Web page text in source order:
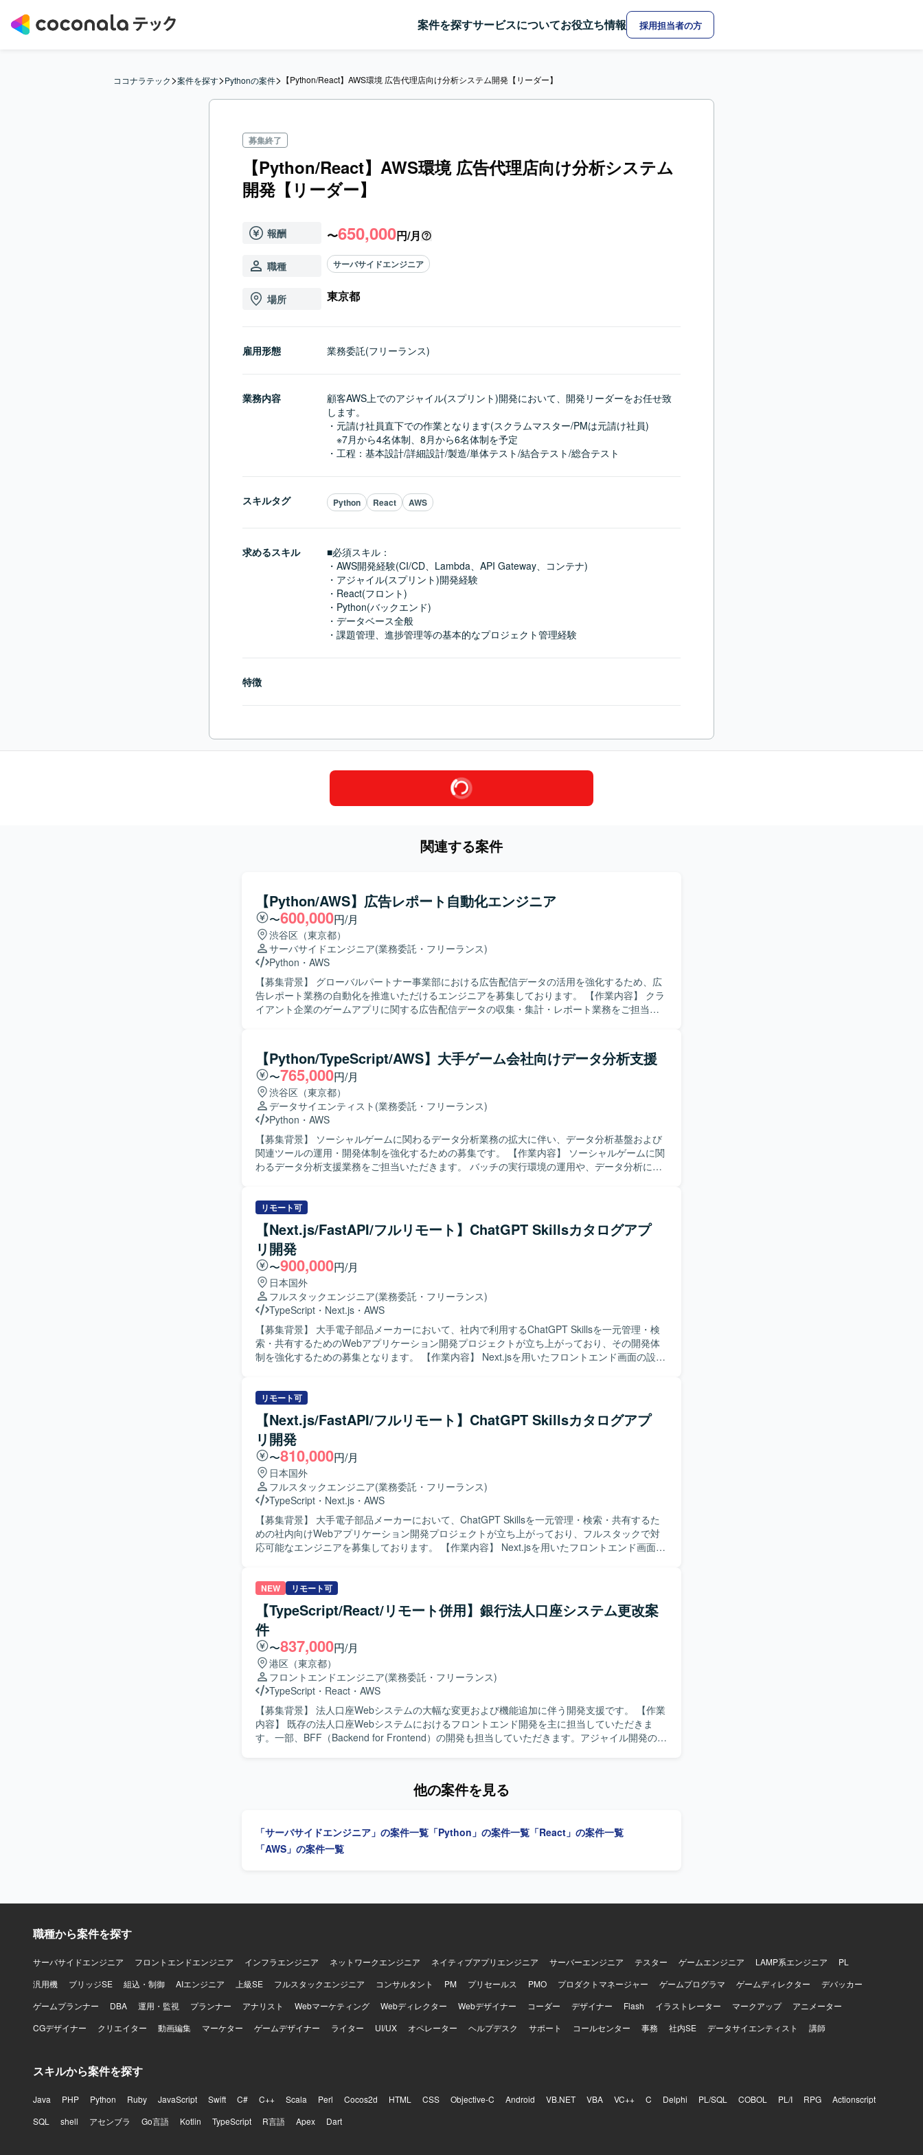
案件を探すサービスについてお役立ち情報 採用担当者の方
ココナラテック>案件を探す>Pythonの案件> 【Python/React】AWS環境 広告代理店向け分析システム開発【リーダー】
募集終了
【Python/React】AWS環境 広告代理店向け分析システム
開発【リーダー】
報酬 〜650,000円/月
職種 サーバサイドエンジニア
場所 東京都
雇用形態 業務委託(フリーランス)
業務内容
顧客AWS上でのアジャイル(スプリント)開発において、開発リーダーをお任せ致
します。
・元請け社員直下での作業となります(スクラムマスター/PMは元請け社員)
※7月から4名体制、8月から6名体制を予定
・工程：基本設計/詳細設計/製造/単体テスト/結合テスト/総合テスト
スキルタグ Python React AWS
求めるスキル
■必須スキル：
・AWS開発経験(CI/CD、Lambda、API Gateway、コンテナ)
・アジャイル(スプリント)開発経験
・React(フロント)
・Python(バックエンド)
・データベース全般
・課題管理、進捗管理等の基本的なプロジェクト管理経験
特徴
関連する案件
【Python/AWS】広告レポート自動化エンジニア
〜600,000円/月
渋谷区（東京都）
サーバサイドエンジニア(業務委託・フリーランス)
Python ・ AWS
【募集背景】 グローバルパートナー事業部における広告配信データの活用を強化するため、広
告レポート業務の自動化を推進いただけるエンジニアを募集しております。 【作業内容】 クラ
イアント企業のゲームアプリに関する広告配信データの収集・集計・レポート業務をご担当い
レッドシートのレポート枠作成と調整、予算超過アラートなど各種ツールの作成、内部BIツー
ルのダッシュボード作成、外部クライアントへのデータ送信などを行っていただきます。 【求
める人物像】 広告配信データの特性を理解しながら、自動化や効率化の観点で主体的に改善提
案ができる方を求めております。また、関係者とのコミュニケーションを通じて要件を整理
し、着実に開発・運用までやりきる姿勢をお持ちの方が望ましいです。 【ポジションの魅力】
大規模な広告配信データを扱いながら、レポート自動化やツール開発を通じて業務プロセス全
体の効率化に貢献できるポジションです。データ基盤からレポーティングまで一連の流れに携
わることで、データエンジニアリングやアナリティクスの知見を広く深めていただけます。
【開発環境】 言語はPythonとSQLを中心に、一部でGoogleAppScriptを使用いたします。イン
フラおよびDBにはAWS（EC2、S3、Athena）を利用し、JenkinsやRedash、Git Hub、Visual
【Python/TypeScript/AWS】大手ゲーム会社向けデータ分析支援
〜765,000円/月
渋谷区（東京都）
データサイエンティスト (業務委託・フリーランス)
Python ・ AWS
【募集背景】 ソーシャルゲームに関わるデータ分析業務の拡大に伴い、データ分析基盤および
関連ツールの運用・開発体制を強化するための募集です。 【作業内容】 ソーシャルゲームに関
わるデータ分析支援業務をご担当いただきます。 バッチの実行環境の運用や、データ分析に関
や周辺システムの運用・開発に主体的に取り組める方を求めています。 関係者とコミュニケー
ションを取りながら課題を整理し、自ら手を動かして改善を進めていける方が望ましいです。
【ポジションの魅力】 ソーシャルゲームに関する多様なデータを扱いながら、分析基盤やツー
ルの運用・開発を通じてサービス改善に貢献できるポジションです。 データ分析の上流から下
流まで一貫して関わることで、技術力とドメイン知識の双方を高めていただけます。 【開発環
境】 PythonやTypeScriptを用いたツール開発、およびAWSを中心としたクラウド環境上でのバ
ッチ実行環境の運用・構築を行います。 CI/CDツールとしてJenkinsやGitHub Actions、プロジ
ェクト管理ツールとしてJiraなどを利用します。
リモート可
【Next.js/FastAPI/フルリモート】ChatGPT Skillsカタログアプ
リ開発
〜900,000円/月
日本国外
フルスタックエンジニア(業務委託・フリーランス)
TypeScript ・ Next.js ・ AWS
【募集背景】 大手電子部品メーカーにおいて、社内で利用するChatGPT Skillsを一元管理・検
索・共有するためのWebアプリケーション開発プロジェクトが立ち上がっており、その開発体
制を強化するための募集となります。 【作業内容】 Next.jsを用いたフロントエンド画面の設
を行っていただきます。 Gitリポジトリへの登録・連携機能の実装を行っていただきます。
Dockerを用いた開発環境および実行環境の構築を行っていただきます。 AWS ECSへのアプリ
ケーションデプロイを行っていただきます。 CI/CDパイプラインの設計・構築を行っていただ
きます。 単体テスト、結合テスト、コードレビューの実施を行っていただきます。 【求める人
物像】 フロントエンドからバックエンド、インフラまで一貫して主体的に対応できる方を求め
ています。 少人数体制の中で自ら課題を整理し、自走して開発を進められる方が望ましいで
す。 品質やセキュリティ、開発プロセスの標準化にも関心を持ち、継続的な改善に取り組める
方を歓迎いたします。 【ポジションの魅力】 生成AI関連のChatGPT Skillsを扱う社内向けWeb
アプリケーションの立ち上げから携わることができる案件です。 Next.js、FastAPI、AWS
ECS、Docker、GitHub Actionsといったモダンな技術スタックをフルスタックに経験すること
ができます。 アーキテクチャ設計やCI/CD、セキュリティなど、アプリケーション全体の設計
から運用まで幅広い領域に関与できる環境です。 【開発環境】 フロントエンドはNext.js、
す。 CI/CDはGitHub Actions等を用いてパイプラインを構築いたします。 ソースコード管理に
はGitおよびGitHubを利用いたします。
リモート可
【Next.js/FastAPI/フルリモート】ChatGPT Skillsカタログアプ
リ開発
〜810,000円/月
日本国外
フルスタックエンジニア(業務委託・フリーランス)
TypeScript ・ Next.js ・ AWS
【募集背景】 大手電子部品メーカーにおいて、ChatGPT Skillsを一元管理・検索・共有するた
めの社内向けWebアプリケーション開発プロジェクトが立ち上がっており、フルスタックで対
応可能なエンジニアを募集しております。 【作業内容】 Next.jsを用いたフロントエンド画面の
装を行っていただきます。 Gitリポジトリへの登録・連携機能の実装を行っていただきます。
Dockerを用いた開発環境および実行環境の構築を行っていただきます。 AWS ECSへのアプリ
ケーションデプロイを行っていただきます。 CI/CDパイプラインの設計・構築を行っていただ
きます。 単体テスト、結合テスト、コードレビューの実施を行っていただきます。 【求める人
物像】 フロントエンドからバックエンド、インフラまで一貫して主体的に取り組んでいただけ
る方を求めております。 少人数体制の中で自ら課題を整理し、自走して開発を推進していただ
ける方を歓迎いたします。 チーム開発においてコミュニケーションを取りながら品質向上に取
り組んでいただける方を求めております。 【ポジションの魅力】 ChatGPT Skillsを活用した社
内向けWebアプリケーションの立ち上げから携わることができ、アーキテクチャ設計から実
装、テストまで広い工程に関与していただけます。 Next.jsやFastAPI、AWS ECS、Dockerなど
モダンな技術スタックを用いてフルスタックにスキルを発揮していただけます。 CI/CDや開発
標準の整備など、開発プロセスの構築にも関わっていただける環境です。 【開発環境】 フロン
ます。 CI/CDにはGitHub Actions等を用い、ソースコード管理はGitおよびGitHubで行っており
NEW リモート可
【TypeScript/React/リモート併用】銀行法人口座システム更改案
件
〜837,000円/月
港区（東京都）
フロントエンドエンジニア(業務委託・フリーランス)
TypeScript ・ React ・ AWS
【募集背景】 法人口座Webシステムの大幅な変更および機能追加に伴う開発支援です。 【作業
内容】 既存の法人口座Webシステムにおけるフロントエンド開発を主に担当していただきま
す。一部、BFF（Backend for Frontend）の開発も担当していただきます。アジャイル開発の体
Next.js、Java、Spring Boot、AWSを使用します。
他の案件を見る
「サーバサイドエンジニア」の案件一覧 「Python」の案件一覧 「React」の案件一覧
「AWS」の案件一覧
職種から案件を探す
サーバサイドエンジニア フロントエンドエンジニア インフラエンジニア ネットワークエンジニア ネイティブアプリエンジニア サーバーエンジニア テスター ゲームエンジニア LAMP系エンジニア
PL
汎用機
ブリッジSE 組込・制御 AIエンジニア 上級SE フルスタックエンジニア コンサルタント PM プリセールス PMO プロダクトマネージャー ゲームプログラマ ゲームディレクター
デバッカー
ゲームプランナー
DBA 運用・監視 プランナー アナリスト Webマーケティング Webディレクター Webデザイナー コーダー デザイナー Flash イラストレーター マークアップ
アニメーター
CGデザイナー
クリエイター 動画編集 マーケター ゲームデザイナー ライター UI/UX オペレーター ヘルプデスク サポート コールセンター 事務 社内SE データサイエンティスト 講師
スキルから案件を探す
Java PHP Python Ruby JavaScript Swift C# C++ Scala Perl Cocos2d HTML CSS Objective-C Android VB.NET VBA VC++ C Delphi PL/SQL COBOL PL/I RPG
Actionscript
SQL
shell アセンブラ Go言語 Kotlin TypeScript R言語 Apex Dart